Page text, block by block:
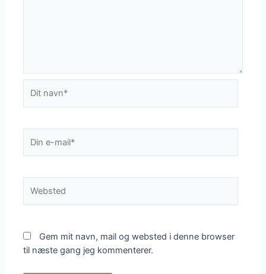
navn*
e-
Gem mit navn, mail og websted i denne browser
til næste gang jeg kommenterer.